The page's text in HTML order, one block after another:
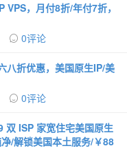
，月付8折/年付7折，
0评论
八折优惠，美国原生IP/美
0评论
双 ISP 家宽住宅美国原生
/解锁美国本土服务/￥88